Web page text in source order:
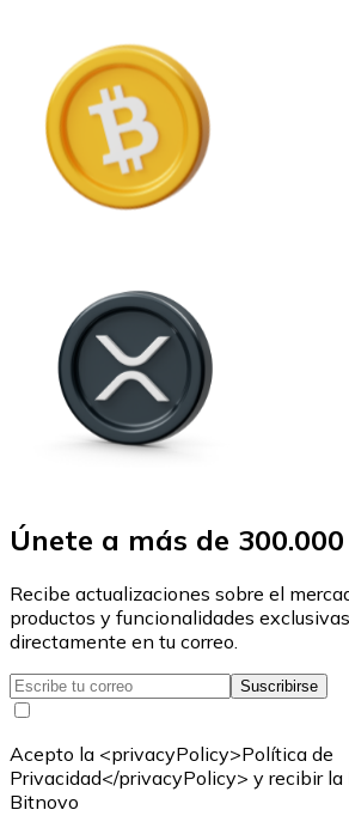
Únete a más de
Recibe actualizaciones sobre el
productos y funcionalidades
directamente en tu correo.
Suscribirse
Acepto la <privacyPolicy>Política de
Privacidad</privacyPolicy> y recibir
Bitnovo